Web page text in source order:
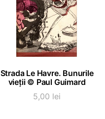
ADAUGĂ ÎN COȘ
Strada Le Havre. Bunurile
vieții © Paul Guimard
5,00 lei